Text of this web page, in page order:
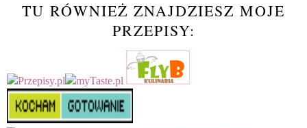
TU RÓWNIEŻ ZNAJDZIESZ MOJE
PRZEPISY: